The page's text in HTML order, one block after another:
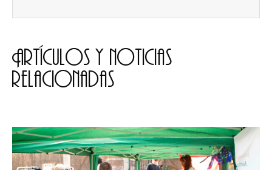
Artículos y noticias
relacionadas